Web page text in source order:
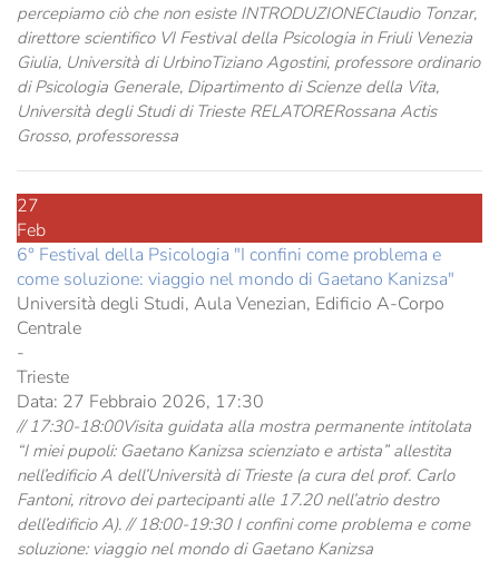
percepiamo ciò che non esiste INTRODUZIONEClaudio Tonzar,
direttore scientifico VI Festival della Psicologia in Friuli Venezia
Giulia, Università di UrbinoTiziano Agostini, professore ordinario
di Psicologia Generale, Dipartimento di Scienze della Vita,
Università degli Studi di Trieste RELATORERossana Actis
Grosso, professoressa
27
Feb
6° Festival della Psicologia "I confini come problema e
come soluzione: viaggio nel mondo di Gaetano Kanizsa"
Università degli Studi, Aula Venezian, Edificio A-Corpo
Centrale
-
Trieste
Data: 27 Febbraio 2026, 17:30
// 17:30-18:00Visita guidata alla mostra permanente intitolata
“I miei pupoli: Gaetano Kanizsa scienziato e artista” allestita
nell’edificio A dell’Università di Trieste (a cura del prof. Carlo
Fantoni, ritrovo dei partecipanti alle 17.20 nell’atrio destro
dell’edificio A). // 18:00-19:30 I confini come problema e come
soluzione: viaggio nel mondo di Gaetano Kanizsa